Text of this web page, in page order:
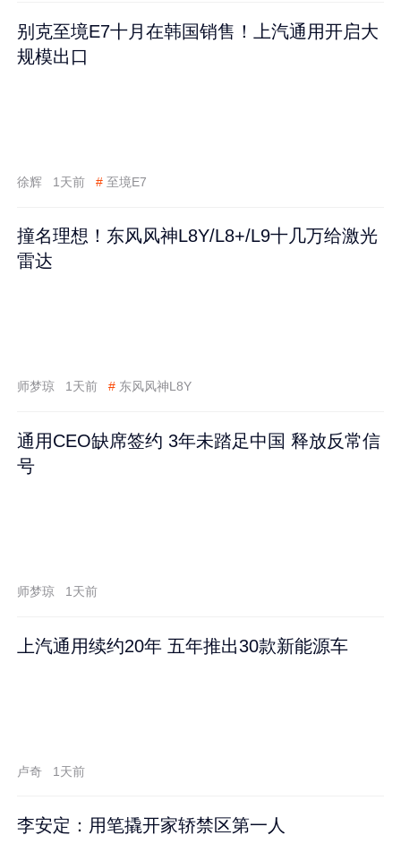
别克至境E7十月在韩国销售！上汽通用开启大
规模出口
徐辉 1天前 # 至境E7
撞名理想！东风风神L8Y/L8+/L9十几万给激光
雷达
师梦琼 1天前 # 东风风神L8Y
通用CEO缺席签约 3年未踏足中国 释放反常信
号
师梦琼 1天前
上汽通用续约20年 五年推出30款新能源车
卢奇 1天前
李安定：用笔撬开家轿禁区第一人